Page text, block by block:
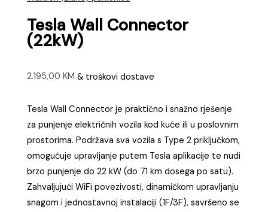
Tesla Wall Connector
(22kW)
2.195,00KM & troškovi dostave
Tesla Wall Connector je praktično i snažno rješenje
za punjenje električnih vozila kod kuće ili u poslovnim
prostorima. Podržava sva vozila s Type 2 priključkom,
omogućuje upravljanje putem Tesla aplikacije te nudi
brzo punjenje do 22 kW (do 71 km dosega po satu).
Zahvaljujući WiFi povezivosti, dinamičkom upravljanju
snagom i jednostavnoj instalaciji (1F/3F), savršeno se